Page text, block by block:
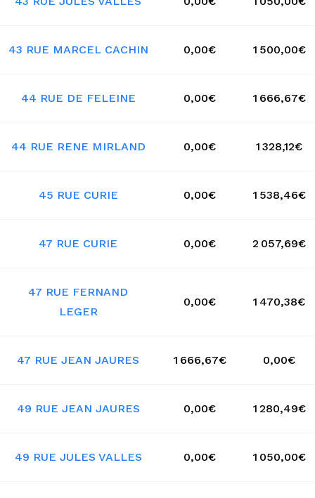
43 RUE MARCEL CACHIN 0,00€ 1 500,00€
44 RUE DE FELEINE 0,00€ 1 666,67€
44 RUE RENE MIRLAND 0,00€ 1 328,12€
45 RUE CURIE 0,00€ 1 538,46€
47 RUE CURIE 0,00€ 2 057,69€
47 RUE FERNAND
LEGER
0,00€ 1 470,38€
47 RUE JEAN JAURES 1 666,67€ 0,00€
49 RUE JEAN JAURES 0,00€ 1 280,49€
49 RUE JULES VALLES 0,00€ 1 050,00€